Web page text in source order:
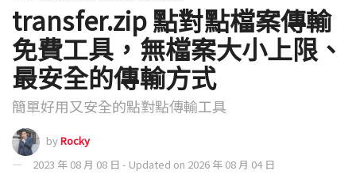
transfer.zip 點對點檔案傳輸
免費工具，無檔案大小上限、
最安全的傳輸方式
簡單好用又安全的點對點傳輸工具
byRocky
2023 年 08 月 08 日 - Updated on 2026 年 08 月 04 日